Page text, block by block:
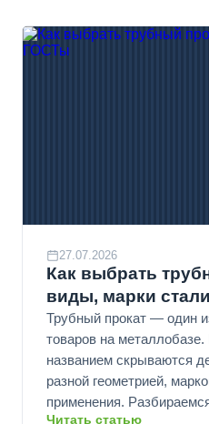
27.07.2026
Как выбрать
виды, марки
Трубный прокат — один
товаров на
названием скрываются
разной геометрией,
применения.
Читать статью